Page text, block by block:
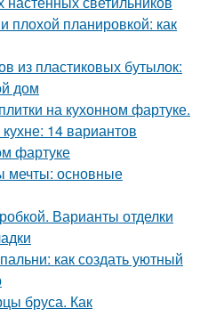
плохой планировкой: как
из пластиковых бутылок:
дом
на кухонном фартуке.
14 вариантов
фартуке
мечты: основные
Варианты отделки
как создать уютный
бруса. Как